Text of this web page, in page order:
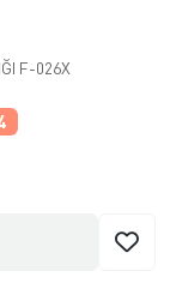
F-026X